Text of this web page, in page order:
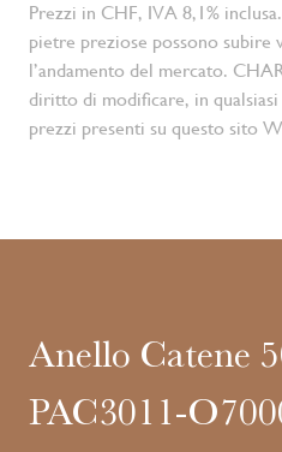
Prezzi in CHF, IVA 8,1%
pietre preziose possono subire
l’andamento del mercato.
diritto di modificare, in
prezzi presenti su questo sito
Anello Catene
PAC3011-